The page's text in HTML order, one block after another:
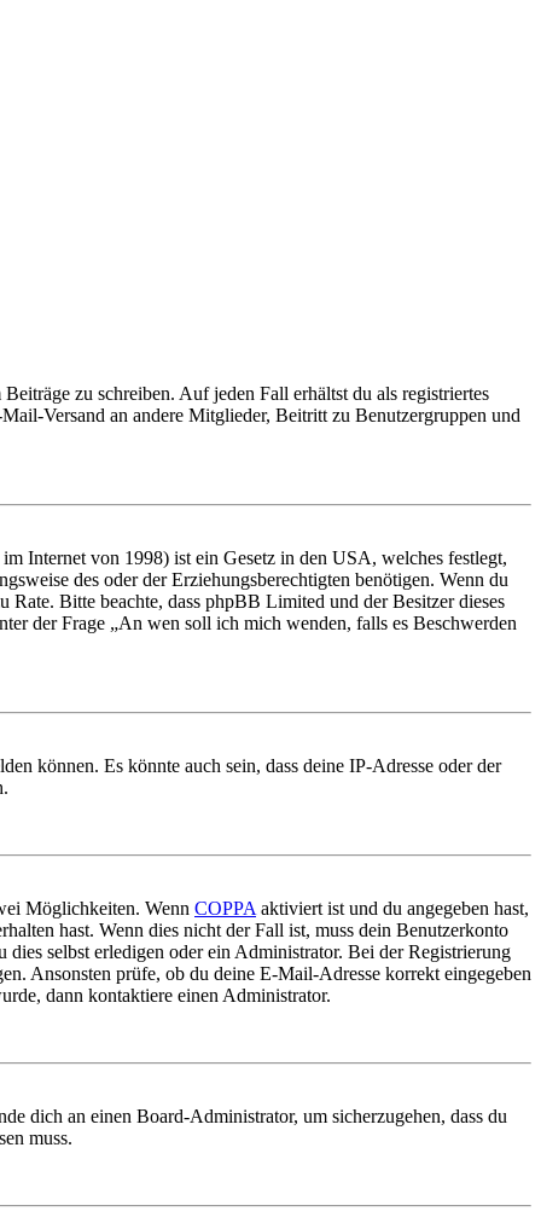
zu schreiben. Auf jeden Fall erhältst du als registriertes
Versand an andere Mitglieder, Beitritt zu Benutzergruppen und
Internet von 1998) ist ein Gesetz in den USA, welches festlegt,
des oder der Erziehungsberechtigten benötigen. Wenn du
Bitte beachte, dass phpBB Limited und der Besitzer dieses
der Frage „An wen soll ich mich wenden, falls es Beschwerden
können. Es könnte auch sein, dass deine IP-Adresse oder der
Möglichkeiten. Wenn COPPA aktiviert ist und du angegeben hast,
hast. Wenn dies nicht der Fall ist, muss dein Benutzerkonto
selbst erledigen oder ein Administrator. Bei der Registrierung
Ansonsten prüfe, ob du deine E-Mail-Adresse korrekt eingegeben
dann kontaktiere einen Administrator.
dich an einen Board-Administrator, um sicherzugehen, dass du
muss.